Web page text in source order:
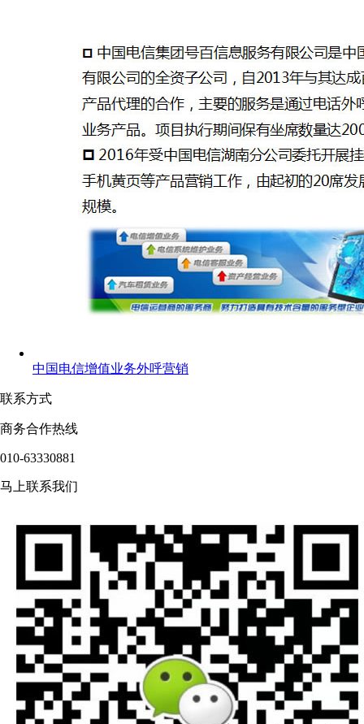
中国电信增值业务外呼营销
联系方式
商务合作热线
010-63330881
马上联系我们